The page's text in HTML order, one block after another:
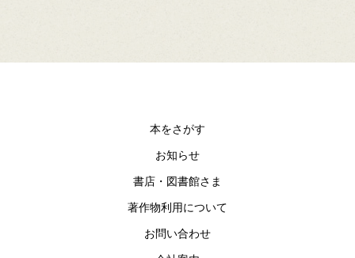
本をさがす
お知らせ
書店・図書館さま
著作物利用について
お問い合わせ